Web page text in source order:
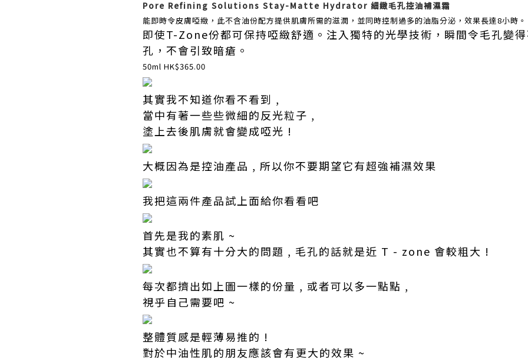
Pore Refining Solutions Stay-Matte Hydrator 細緻毛孔控油補濕霜
能即時令皮膚啞緻，此不含油份配方提供肌膚所需的滋潤，並同時控制過多的油脂分泌，效果長達8小時。
即使T-Zone份都可保持啞緻舒適。注入獨特的光學技術，瞬間令毛孔變
孔，不會引致暗瘡。
50ml HK$365.00
其實我不知道你看不看到 ,
當中有著一些些微細的反光粒子 ,
塗上去後肌膚就會變成啞光 !
大概因為是控油產品 , 所以你不要期望它有超強補濕效果
我把這兩件產品試上面給你看看吧
首先是我的素肌 ~
其實也不算有十分大的問題 , 毛孔的話就是近 T - zone 會較粗大 !
每次都擠出如上圖一樣的份量 , 或者可以多一點點 ,
視乎自己需要吧 ~
整體質感是輕薄易推的 !
對於中油性肌的朋友應該會有更大的效果 ~